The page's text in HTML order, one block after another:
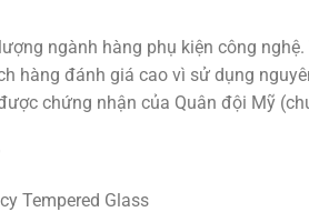
ngành hàng phụ kiện công
hàng đánh giá cao vì sử dụng
chứng nhận của Quân đội Mỹ
Tempered Glass